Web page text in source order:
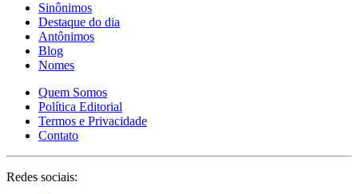
Sinônimos
Destaque do dia
Antônimos
Blog
Nomes
Quem Somos
Política Editorial
Termos e Privacidade
Contato
Redes sociais: